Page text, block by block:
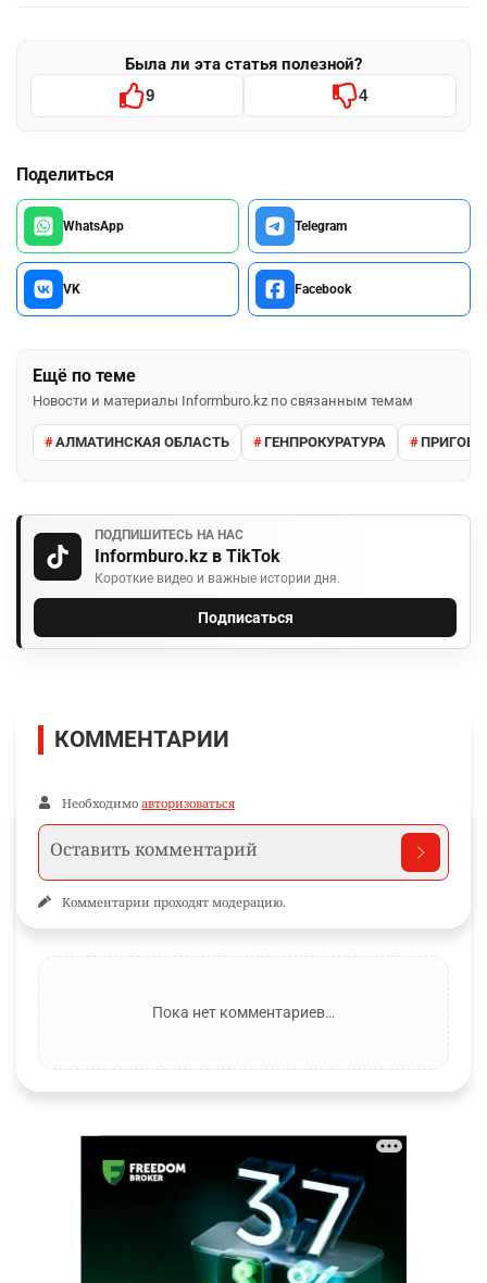
Была ли эта статья полезной?
9 4
Поделиться
WhatsApp Telegram
VK Facebook
Ещё по теме
Новости и материалы Informburo.kz по связанным темам
АЛМАТИНСКАЯ ОБЛАСТЬ ГЕНПРОКУРАТУРА
ПОДПИШИТЕСЬ НА НАС
Informburo.kz в TikTok
Короткие видео и важные истории дня.
Подписаться
КОММЕНТАРИИ
Необходимо авторизоваться
Комментарии проходят модерацию.
Пока нет комментариев…